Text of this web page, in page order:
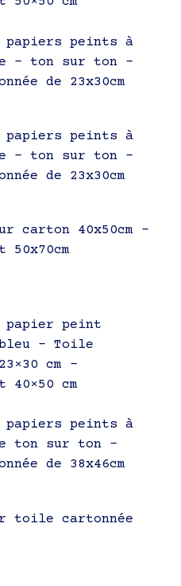
papiers peints à
– ton sur ton –
de 23x30cm
papiers peints à
– ton sur ton –
de 23x30cm
carton 40x50cm –
50x70cm
papier peint
– Toile
cm –
40×50 cm
papiers peints à
ton sur ton –
de 38x46cm
toile cartonnée